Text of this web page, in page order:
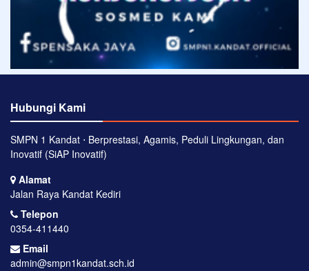
Hubungi Kami
SMPN 1 Kandat ⋅ Berprestasi, Agamis, Peduli Lingkungan, dan
Inovatif (SiAP Inovatif)
Alamat
Jalan Raya Kandat Kediri
Telepon
0354-411440
Email
admin@smpn1kandat.sch.id